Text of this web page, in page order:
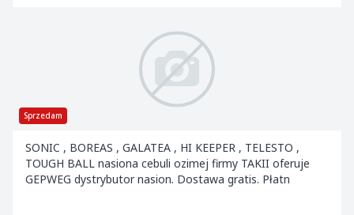
Sprzedam
SONIC , BOREAS , GALATEA , HI KEEPER , TELESTO ,
TOUGH BALL nasiona cebuli ozimej firmy TAKII oferuje
GEPWEG dystrybutor nasion. Dostawa gratis. Płatn